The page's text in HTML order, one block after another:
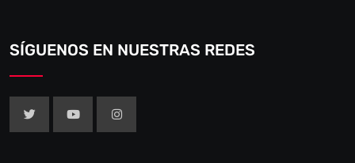
SÍGUENOS EN NUESTRAS REDES